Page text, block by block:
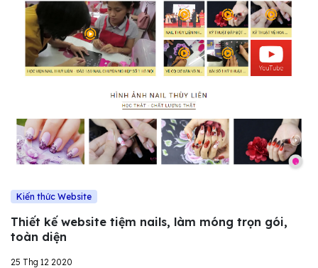
Kiến thức Website
Thiết kế website tiệm nails, làm móng trọn gói,
toàn diện
25 Thg 12 2020